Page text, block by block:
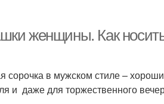
женщины. Как
сорочка в мужском стиле –
и даже для торжественного